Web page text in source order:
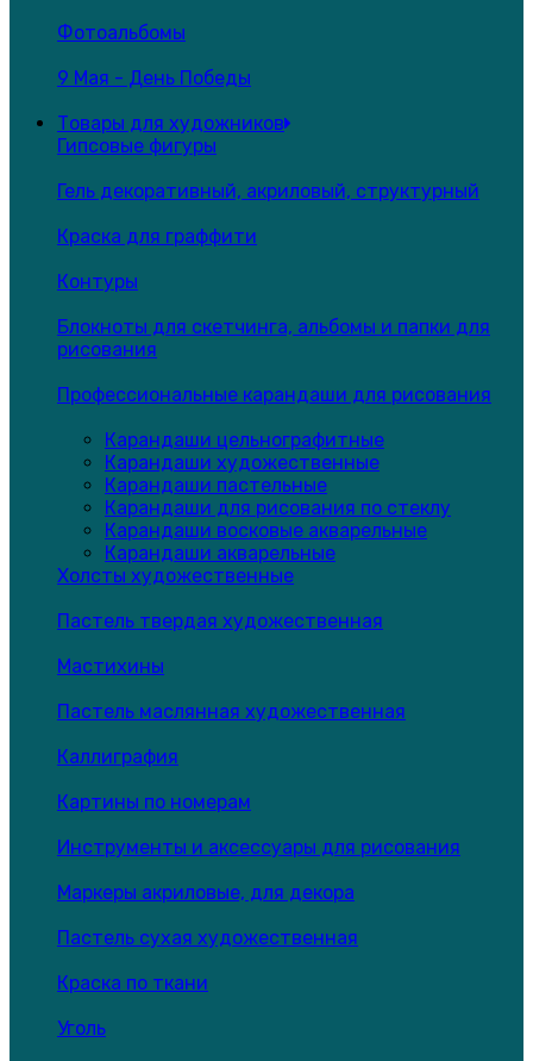
Фотоальбомы
9 Мая - День Победы
Товары для художников
Гипсовые фигуры
Гель декоративный, акриловый, структурный
Краска для граффити
Контуры
Блокноты для скетчинга, альбомы и папки для
рисования
Профессиональные карандаши для рисования
Карандаши цельнографитные
Карандаши художественные
Карандаши пастельные
Карандаши для рисования по стеклу
Карандаши восковые акварельные
Карандаши акварельные
Холсты художественные
Пастель твердая художественная
Мастихины
Пастель маслянная художественная
Каллиграфия
Картины по номерам
Инструменты и аксессуары для рисования
Маркеры акриловые, для декора
Пастель сухая художественная
Краска по ткани
Уголь